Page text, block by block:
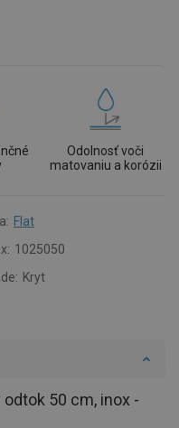
Odolnosť voči
matovaniu a korózii
Flat
1025050
Kryt
50 cm, inox -